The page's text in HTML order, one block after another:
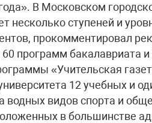
В Московском
несколько ступеней и
прокомментировал
программ бакалавриата
«Учительская
12 учебных и
видов спорта и
в большинстве